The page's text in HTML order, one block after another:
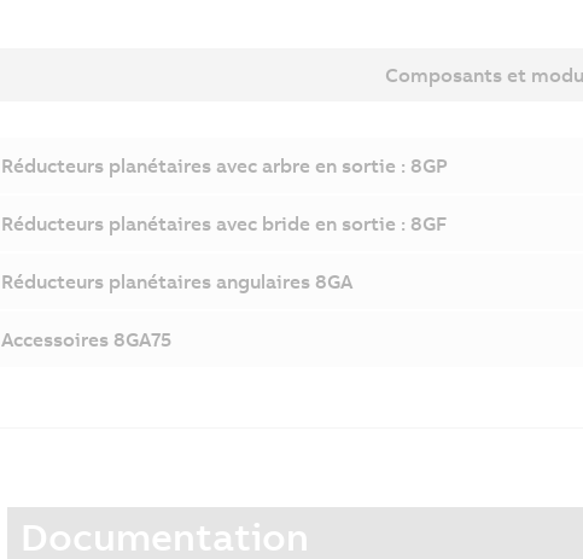
Composants et
Réducteurs planétaires avec arbre en sortie : 8GP
Réducteurs planétaires avec bride en sortie : 8GF
Réducteurs planétaires angulaires 8GA
Accessoires 8GA75
Documentation